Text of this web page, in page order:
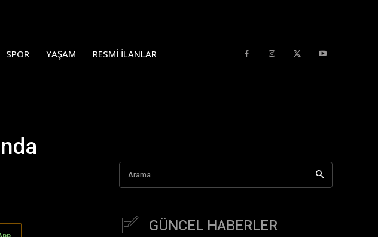
SPOR YAŞAM RESMI İLANLAR
Arama
GÜNCEL HABERLER